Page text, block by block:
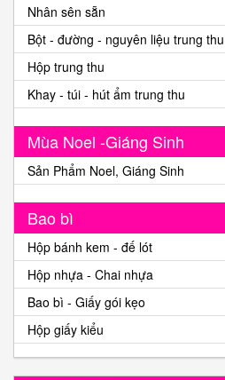
Nhân sên sẵn
Bột - đường - nguyên liệu trung thu
Hộp trung thu
Khay - túi - hút ẩm trung thu
Mùa Noel -Giáng Sinh
Sản Phẩm Noel, Giáng Sinh
Bao bì
Hộp bánh kem - đế lót
Hộp nhựa - Chai nhựa
Bao bì - Giấy gói kẹo
Hộp giấy kiểu